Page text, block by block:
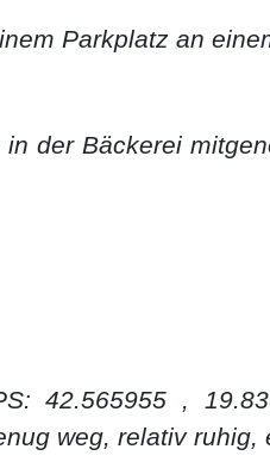
Parkplatz an
der Bäckerei
42.565955 ,
weg, relativ ruhig,